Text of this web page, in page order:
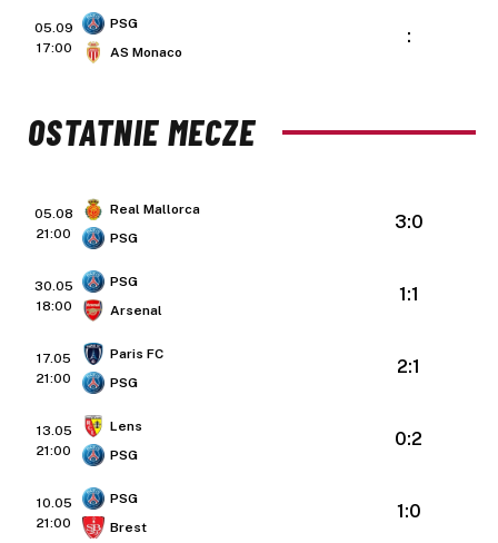
05.09
17:00
PSG
AS Monaco
:
OSTATNIE MECZE
05.08
21:00
Real Mallorca
PSG
3:0
30.05
18:00
PSG
Arsenal
1:1
17.05
21:00
Paris FC
PSG
2:1
13.05
21:00
Lens
PSG
0:2
10.05
21:00
PSG
Brest
1:0